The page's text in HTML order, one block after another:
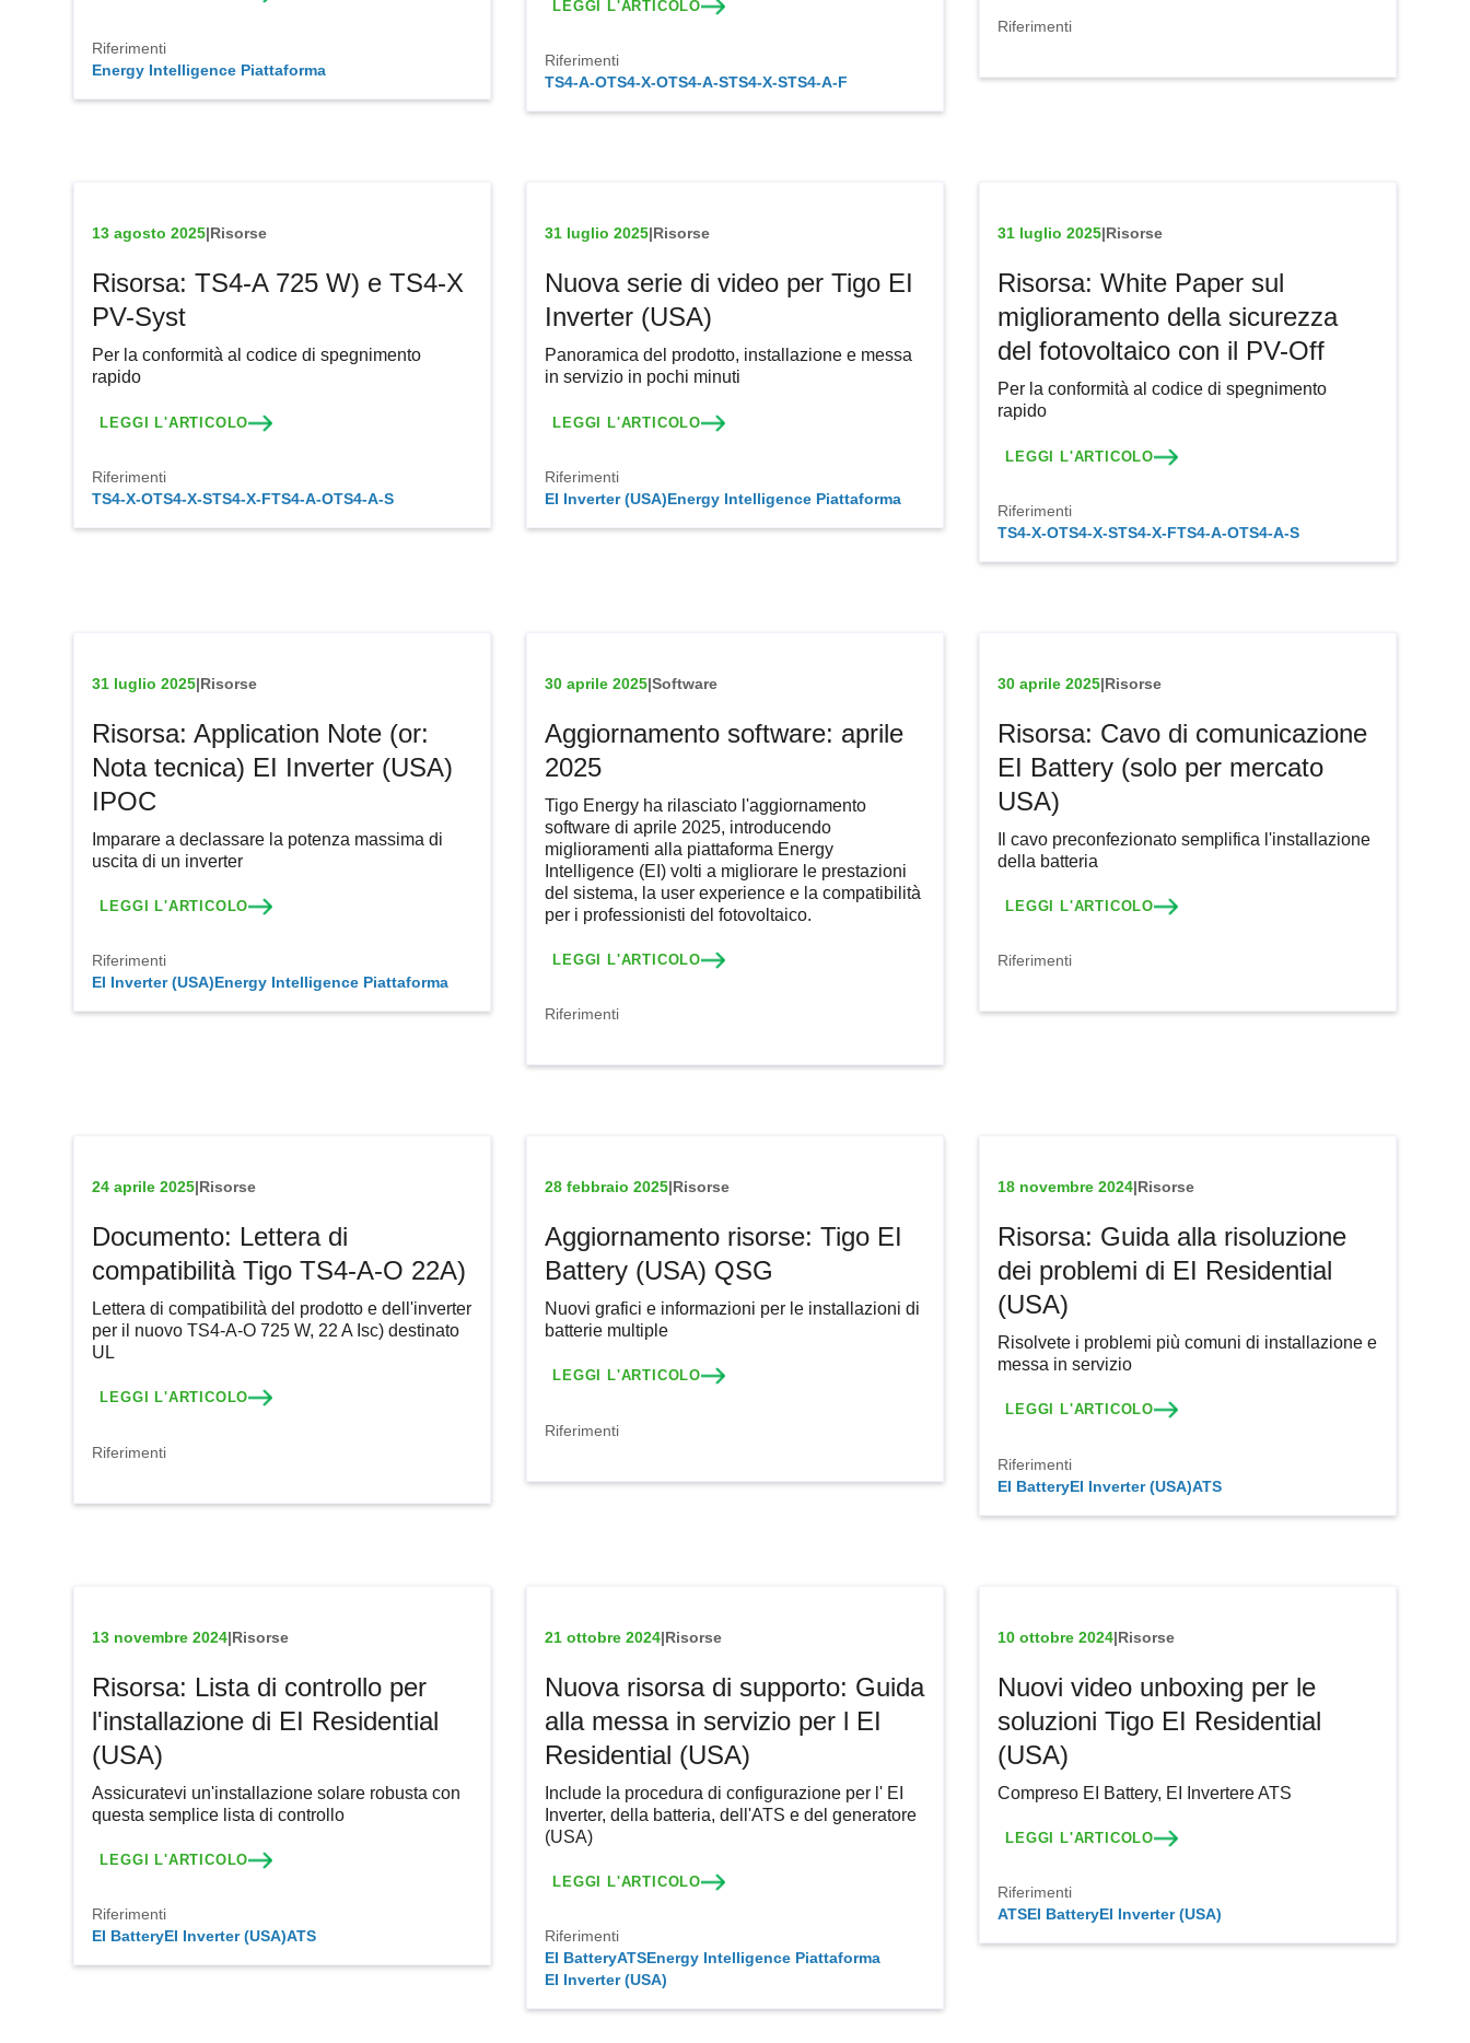
Riferimenti
Energy Intelligence Piattaforma
LEGGI L'ARTICOLO
Riferimenti
TS4-A-OTS4-X-OTS4-A-STS4-X-STS4-A-F
Riferimenti
13 agosto 2025|Risorse
Risorsa: TS4-A 725 W) e TS4-X
PV-Syst
Per la conformità al codice di spegnimento
rapido
LEGGI L'ARTICOLO
Riferimenti
TS4-X-OTS4-X-STS4-X-FTS4-A-OTS4-A-S
31 luglio 2025|Risorse
Nuova serie di video per Tigo EI
Inverter (USA)
Panoramica del prodotto, installazione e messa
in servizio in pochi minuti
LEGGI L'ARTICOLO
Riferimenti
EI Inverter (USA)Energy Intelligence Piattaforma
31 luglio 2025|Risorse
Risorsa: White Paper sul
miglioramento della sicurezza
del fotovoltaico con il PV-Off
Per la conformità al codice di spegnimento
rapido
LEGGI L'ARTICOLO
Riferimenti
TS4-X-OTS4-X-STS4-X-FTS4-A-OTS4-A-S
31 luglio 2025|Risorse
Risorsa: Application Note (or:
Nota tecnica) EI Inverter (USA)
IPOC
Imparare a declassare la potenza massima di
uscita di un inverter
LEGGI L'ARTICOLO
Riferimenti
EI Inverter (USA)Energy Intelligence Piattaforma
30 aprile 2025|Software
Aggiornamento software: aprile
2025
Tigo Energy ha rilasciato l'aggiornamento
software di aprile 2025, introducendo
miglioramenti alla piattaforma Energy
Intelligence (EI) volti a migliorare le prestazioni
del sistema, la user experience e la compatibilità
per i professionisti del fotovoltaico.
LEGGI L'ARTICOLO
Riferimenti
30 aprile 2025|Risorse
Risorsa: Cavo di comunicazione
EI Battery (solo per mercato
USA)
Il cavo preconfezionato semplifica l'installazione
della batteria
LEGGI L'ARTICOLO
Riferimenti
24 aprile 2025|Risorse
Documento: Lettera di
compatibilità Tigo TS4-A-O 22A)
Lettera di compatibilità del prodotto e dell'inverter
per il nuovo TS4-A-O 725 W, 22 A Isc) destinato
UL
LEGGI L'ARTICOLO
Riferimenti
28 febbraio 2025|Risorse
Aggiornamento risorse: Tigo EI
Battery (USA) QSG
Nuovi grafici e informazioni per le installazioni di
batterie multiple
LEGGI L'ARTICOLO
Riferimenti
18 novembre 2024|Risorse
Risorsa: Guida alla risoluzione
dei problemi di EI Residential
(USA)
Risolvete i problemi più comuni di installazione e
messa in servizio
LEGGI L'ARTICOLO
Riferimenti
EI BatteryEI Inverter (USA)ATS
13 novembre 2024|Risorse
Risorsa: Lista di controllo per
l'installazione di EI Residential
(USA)
Assicuratevi un'installazione solare robusta con
questa semplice lista di controllo
LEGGI L'ARTICOLO
Riferimenti
EI BatteryEI Inverter (USA)ATS
21 ottobre 2024|Risorse
Nuova risorsa di supporto: Guida
alla messa in servizio per l EI
Residential (USA)
Include la procedura di configurazione per l' EI
Inverter, della batteria, dell'ATS e del generatore
(USA)
LEGGI L'ARTICOLO
Riferimenti
EI BatteryATSEnergy Intelligence Piattaforma
EI Inverter (USA)
10 ottobre 2024|Risorse
Nuovi video unboxing per le
soluzioni Tigo EI Residential
(USA)
Compreso EI Battery, EI Invertere ATS
LEGGI L'ARTICOLO
Riferimenti
ATSEI BatteryEI Inverter (USA)